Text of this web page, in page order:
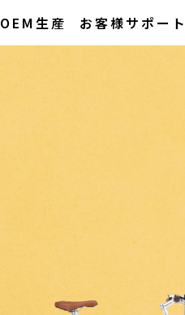
OEM生産 お客様サポート